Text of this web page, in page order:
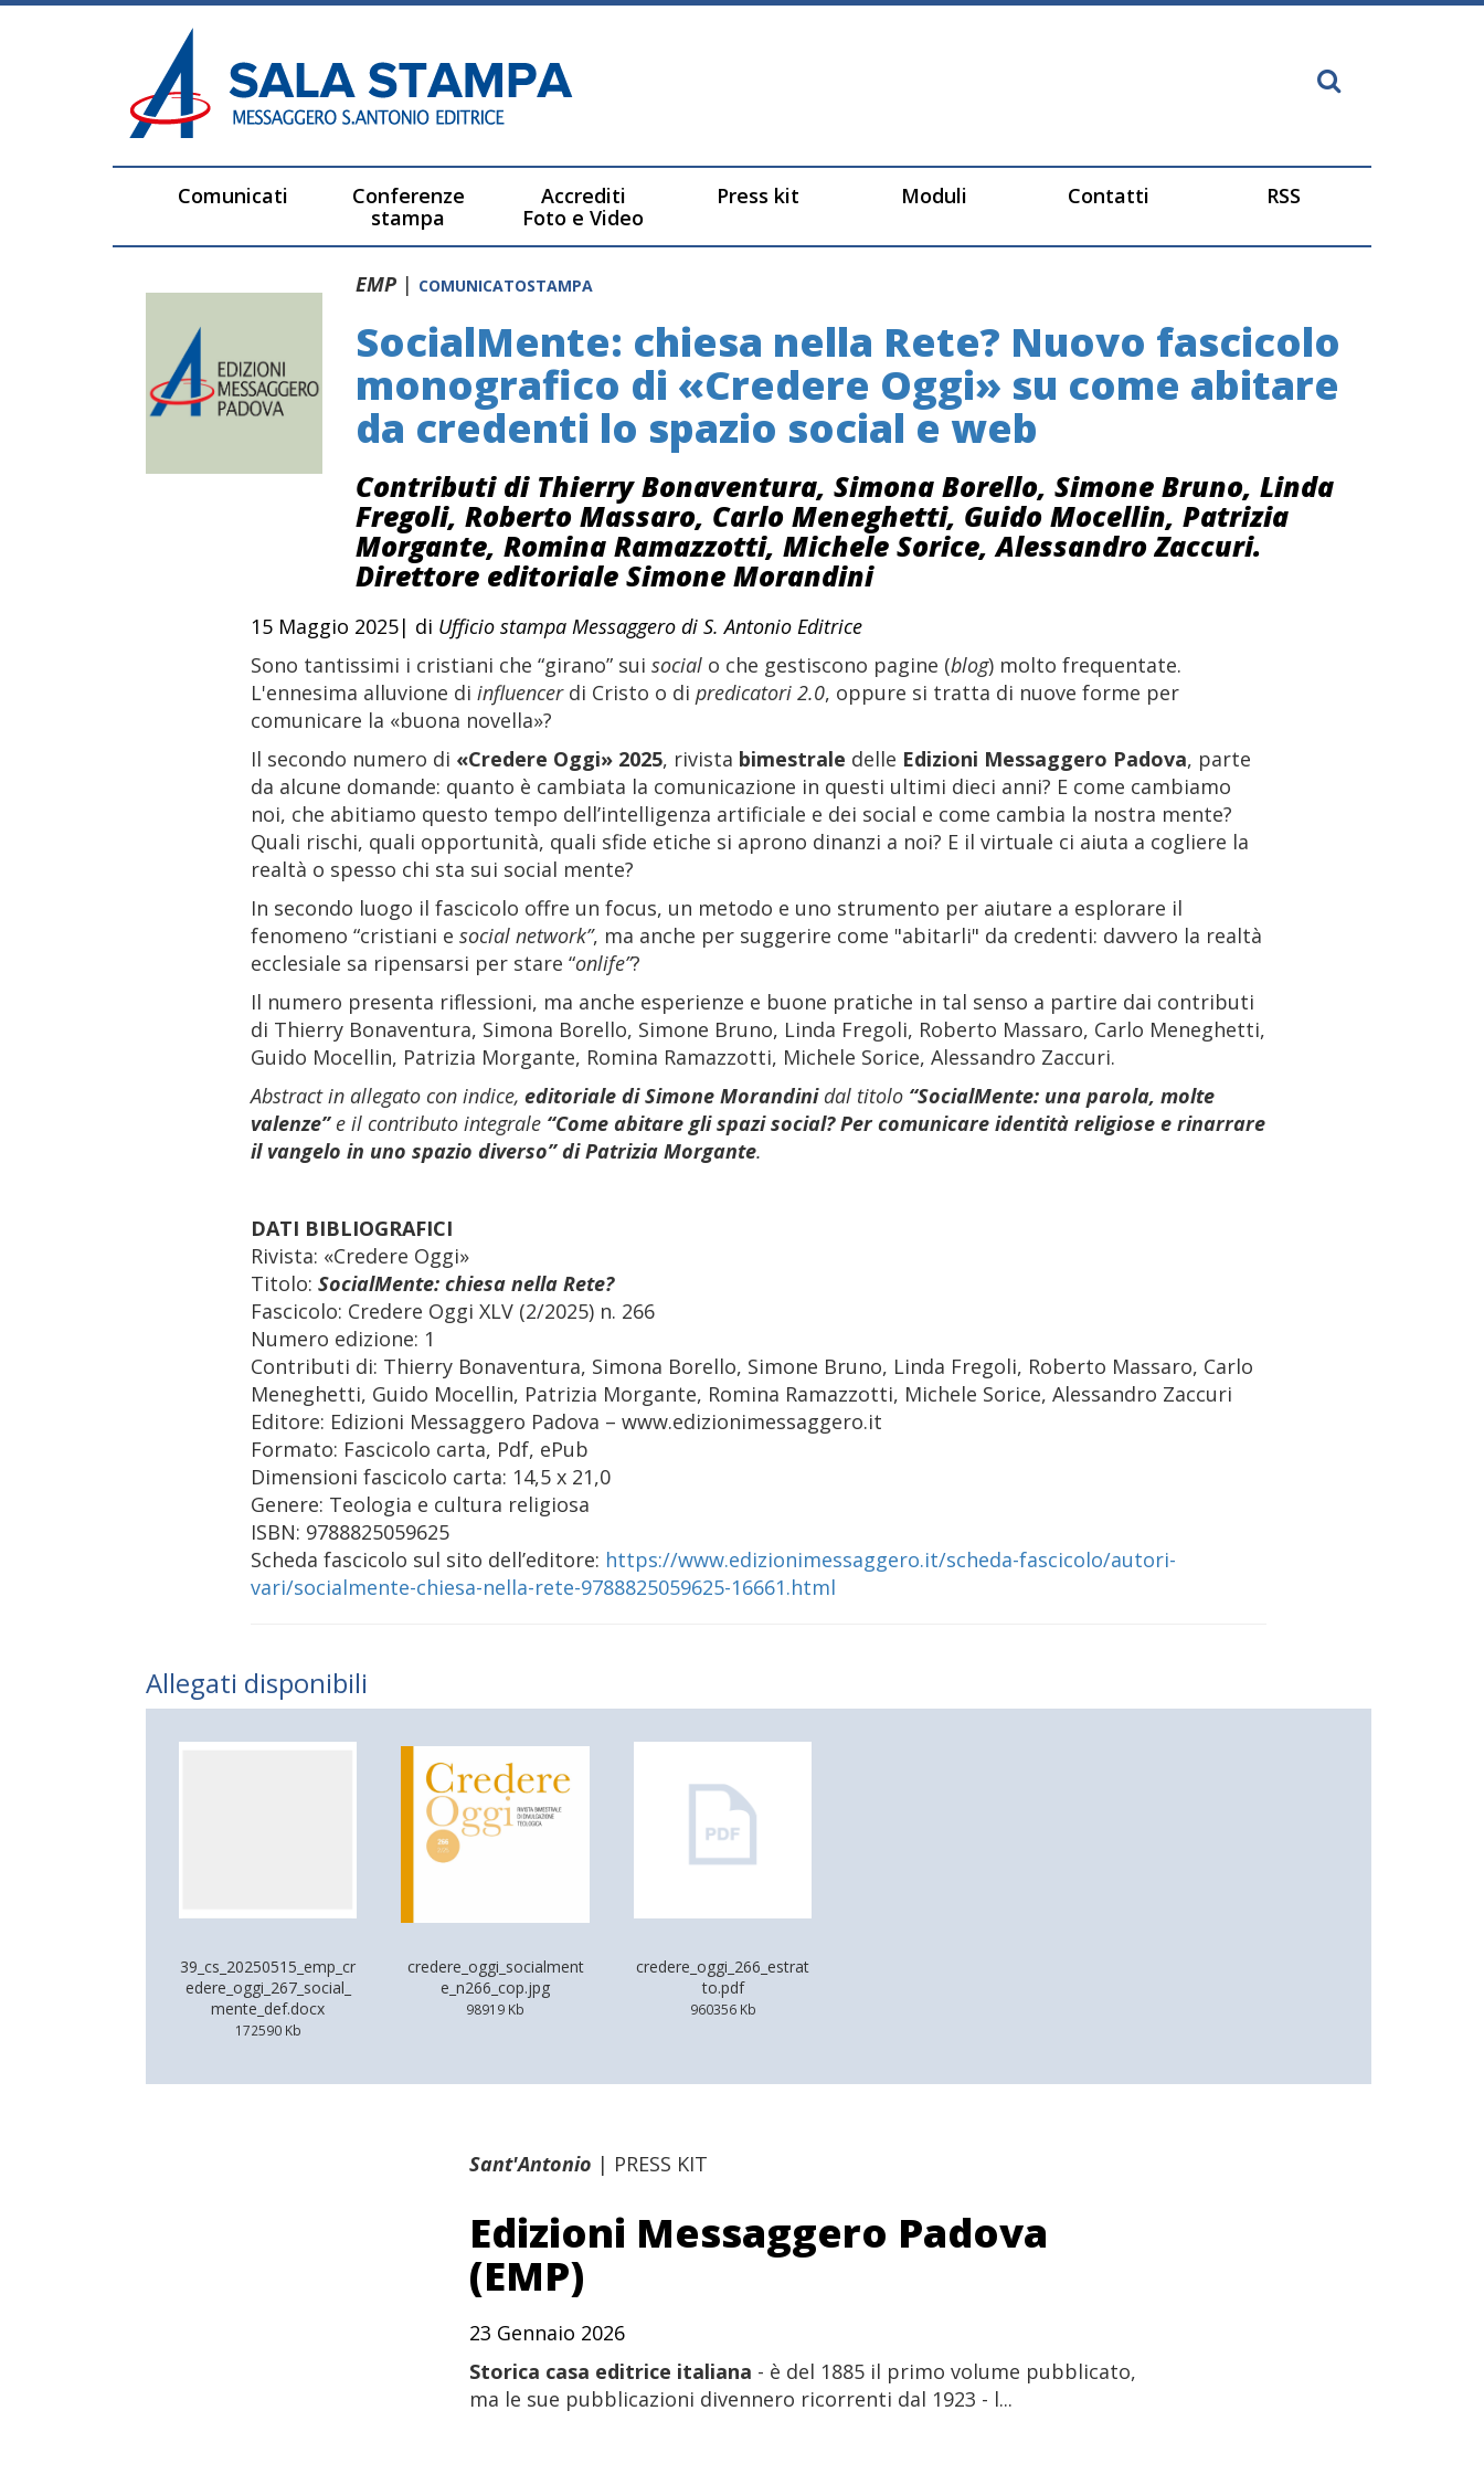
Comunicati
Conferenze
stampa
Accrediti
Foto e Video
Press kit Moduli Contatti RSS
EMP | COMUNICATOSTAMPA
SocialMente: chiesa nella Rete? Nuovo fascicolo
monografico di «Credere Oggi» su come abitare
da credenti lo spazio social e web
Contributi di Thierry Bonaventura, Simona Borello, Simone Bruno, Linda
Fregoli, Roberto Massaro, Carlo Meneghetti, Guido Mocellin, Patrizia
Morgante, Romina Ramazzotti, Michele Sorice, Alessandro Zaccuri.
Direttore editoriale Simone Morandini
15 Maggio 2025| di Ufficio stampa Messaggero di S. Antonio Editrice
Sono tantissimi i cristiani che “girano” sui socialo che gestiscono pagine (blog) molto frequentate.
L'ennesima alluvione di influencerdi Cristo o di predicatori 2.0, oppure si tratta di nuove forme per
comunicare la «buona novella»?
Il secondo numero di «Credere Oggi» 2025, rivista bimestrale delle Edizioni Messaggero Padova, parte
da alcune domande: quanto è cambiata la comunicazione in questi ultimi dieci anni? E come cambiamo
noi, che abitiamo questo tempo dell’intelligenza artificiale e dei social e come cambia la nostra mente?
Quali rischi, quali opportunità, quali sfide etiche si aprono dinanzi a noi? E il virtuale ci aiuta a cogliere la
realtà o spesso chi sta sui social mente?
In secondo luogo il fascicolo offre un focus, un metodo e uno strumento per aiutare a esplorare il
fenomeno “cristiani e social network”, ma anche per suggerire come "abitarli" da credenti: davvero la realtà
ecclesiale sa ripensarsi per stare “onlife”?
Il numero presenta riflessioni, ma anche esperienze e buone pratiche in tal senso a partire dai contributi
di Thierry Bonaventura, Simona Borello, Simone Bruno, Linda Fregoli, Roberto Massaro, Carlo Meneghetti,
Guido Mocellin, Patrizia Morgante, Romina Ramazzotti, Michele Sorice, Alessandro Zaccuri.
Abstract in allegato con indice, editoriale di Simone Morandinidal titolo “SocialMente: una parola, molte
valenze”e il contributo integrale “Come abitare gli spazi social? Per comunicare identità religiose e rinarrare
il vangelo in uno spazio diverso” di Patrizia Morgante.
DATI BIBLIOGRAFICI
Rivista: «Credere Oggi»
Titolo: SocialMente: chiesa nella Rete?
Fascicolo: Credere Oggi XLV (2/2025) n. 266
Numero edizione: 1
Contributi di: Thierry Bonaventura, Simona Borello, Simone Bruno, Linda Fregoli, Roberto Massaro, Carlo
Meneghetti, Guido Mocellin, Patrizia Morgante, Romina Ramazzotti, Michele Sorice, Alessandro Zaccuri
Editore: Edizioni Messaggero Padova – www.edizionimessaggero.it
Formato: Fascicolo carta, Pdf, ePub
Dimensioni fascicolo carta: 14,5 x 21,0
Genere: Teologia e cultura religiosa
ISBN: 9788825059625
Scheda fascicolo sul sito dell’editore: https://www.edizionimessaggero.it/scheda-fascicolo/autori-
vari/socialmente-chiesa-nella-rete-9788825059625-16661.html
Allegati disponibili
39_cs_20250515_emp_cr
edere_oggi_267_social_
mente_def.docx
172590 Kb
credere_oggi_socialment
e_n266_cop.jpg
98919 Kb
credere_oggi_266_estrat
to.pdf
960356 Kb
Sant'Antonio | PRESS KIT
Edizioni Messaggero Padova
(EMP)
23 Gennaio 2026
Storica casa editrice italiana - è del 1885 il primo volume pubblicato,
ma le sue pubblicazioni divennero ricorrenti dal 1923 - l...